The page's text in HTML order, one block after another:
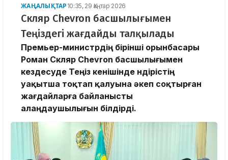
ЖАҢАЛЫҚТАР 10:35, 29 Қаңтар 2026
Скляр Chevron басшылығымен
Теңіздегі жағдайды талқылады
Премьер-министрдің бірінші орынбасары
Роман Скляр Chevron басшылығымен
кездесуде Теңіз кенішінде өндірістің
уақытша тоқтап қалуына әкеп соқтырған
жағдайларға байланысты
алаңдаушылығын білдірді.